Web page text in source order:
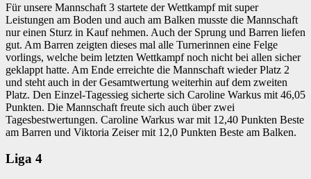
Für unsere Mannschaft 3 startete der Wettkampf mit super
Leistungen am Boden und auch am Balken musste die Mannschaft
nur einen Sturz in Kauf nehmen. Auch der Sprung und Barren liefen
gut. Am Barren zeigten dieses mal alle Turnerinnen eine Felge
vorlings, welche beim letzten Wettkampf noch nicht bei allen sicher
geklappt hatte. Am Ende erreichte die Mannschaft wieder Platz 2
und steht auch in der Gesamtwertung weiterhin auf dem zweiten
Platz. Den Einzel-Tagessieg sicherte sich Caroline Warkus mit 46,05
Punkten. Die Mannschaft freute sich auch über zwei
Tagesbestwertungen. Caroline Warkus war mit 12,40 Punkten Beste
am Barren und Viktoria Zeiser mit 12,0 Punkten Beste am Balken.
Liga 4